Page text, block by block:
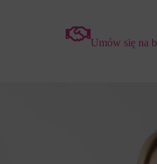
Umów się na